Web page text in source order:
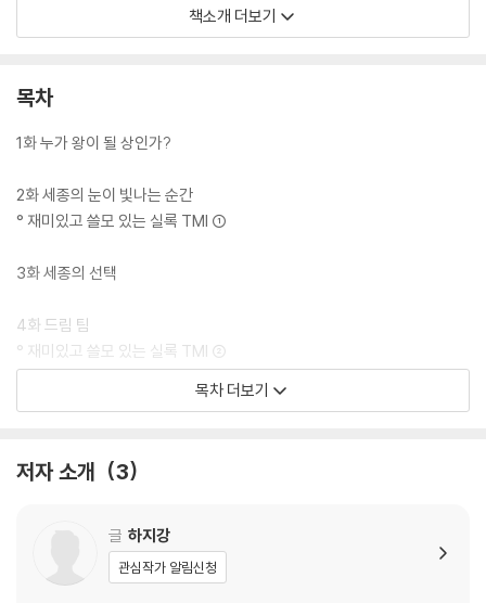
정 시험을 대비할 수 있으며, SEL 독후 활동을 통해 사회 정서 역량도 키울
수 있다.
두 번째 이야기의 주인공은 조선의 제4대 임금 세종이다. 이세계탐험단과
라가 보자!
책소개 더보기
목차
1화 누가 왕이 될 상인가?
2화 세종의 눈이 빛나는 순간
° 재미있고 쓸모 있는 실록 TMI ①
3화 세종의 선택
4화 드림 팀
° 재미있고 쓸모 있는 실록 TMI ②
세종의 사회 정서 역량
목차 더보기
저자 소개 3
글 하지강
관심작가 알림신청